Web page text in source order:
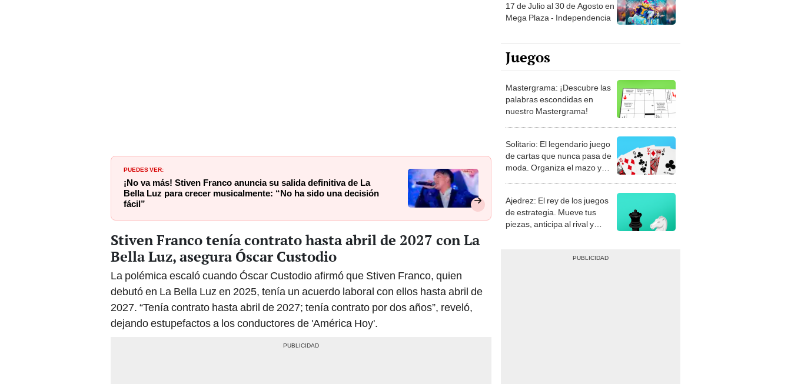
PUEDES VER:
¡No va más! Stiven Franco anuncia su salida definitiva de La
Bella Luz para crecer musicalmente: “No ha sido una decisión
fácil”
Stiven Franco tenía contrato hasta abril de 2027 con La
Bella Luz, asegura Óscar Custodio
La polémica escaló cuando Óscar Custodio afirmó que Stiven Franco, quien
debutó en La Bella Luz en 2025, tenía un acuerdo laboral con ellos hasta abril de
2027. “Tenía contrato hasta abril de 2027; tenía contrato por dos años”, reveló,
dejando estupefactos a los conductores de 'América Hoy'.
17 de Julio al 30 de Agosto en
Mega Plaza - Independencia
Juegos
Mastergrama: ¡Descubre las
palabras escondidas en
nuestro Mastergrama!
Solitario: El legendario juego
de cartas que nunca pasa de
moda. Organiza el mazo y
Ajedrez: El rey de los juegos
de estrategia. Mueve tus
piezas, anticipa al rival y